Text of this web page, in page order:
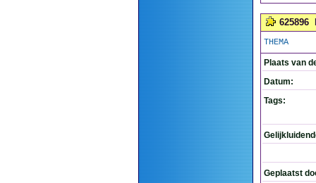
625896
THEMA
Plaats van
Datum:
Tags:
Geplaatst